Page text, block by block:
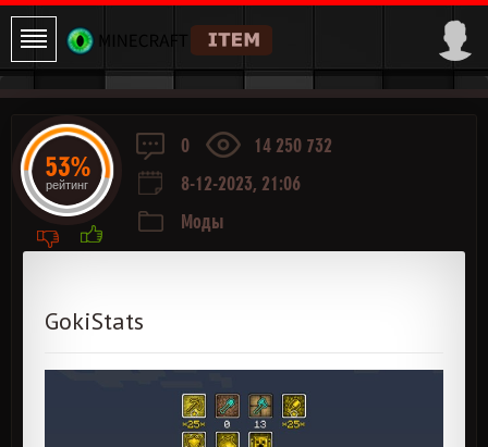
0
14 250 732
8-12-2023, 21:06
Моды
GokiStats
53%
рейтинг